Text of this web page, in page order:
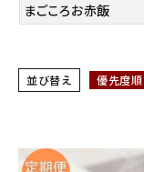
キャンペーン・季節商
ギフトから探す
まごころお赤飯
並び替え 優先度順